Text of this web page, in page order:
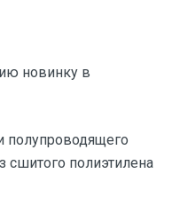
новинку в
полупроводящего
сшитого полиэтилена